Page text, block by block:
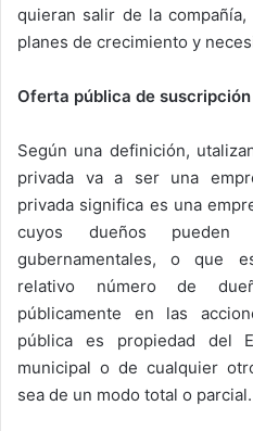
quieran salir de la
planes de crecimiento y
Oferta pública de suscripción
Según una definición,
privada va a ser una
privada significa es una
cuyos dueños pueden
gubernamentales, o que
relativo número de
públicamente en las
pública es propiedad del
municipal o de cualquier
sea de un modo total o parcial.